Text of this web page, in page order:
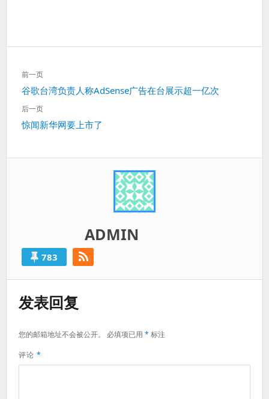
文
章
导
航
前一页
上
一
谷歌台湾负责人称AdSense广告在台展示超一亿次
后一页
下
惊闻新华网要上市了
ADMIN
783
发表回复
您的邮箱地址不会被公开。 必填项已用 *标注
评论 *